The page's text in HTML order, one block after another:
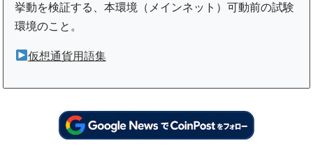
挙動を検証する、本環境（メインネット）可動前の試験
環境のこと。
仮想通貨用語集